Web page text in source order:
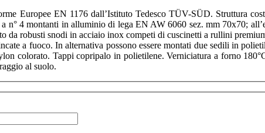
Europee EN 1176 dall’Istituto Tedesco TÜV-SÜD. Struttura
n° 4 montanti in alluminio di lega EN AW 6060 sez. mm 70x70;
da robusti snodi in acciaio inox competi di cuscinetti a rullini
a fuoco. In alternativa possono essere montati due sedili in
colorato. Tappi copripalo in polietilene. Verniciatura a forno
al suolo.